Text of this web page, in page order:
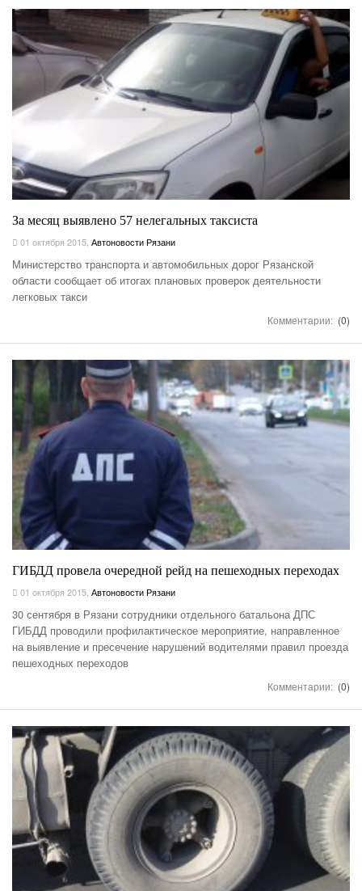
За месяц выявлено 57 нелегальных таксиста
01 октября 2015 Автоновости Рязани
Министерство транспорта и автомобильных дорог Рязанской
области сообщает об итогах плановых проверок деятельности
легковых такси
Комментарии: (0)
ГИБДД провела очередной рейд на пешеходных переходах
01 октября 2015 Автоновости Рязани
30 сентября в Рязани сотрудники отдельного батальона ДПС
ГИБДД проводили профилактическое мероприятие, направленное
на выявление и пресечение нарушений водителями правил проезда
пешеходных переходов
Комментарии: (0)